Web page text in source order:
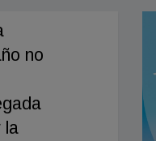
no
la